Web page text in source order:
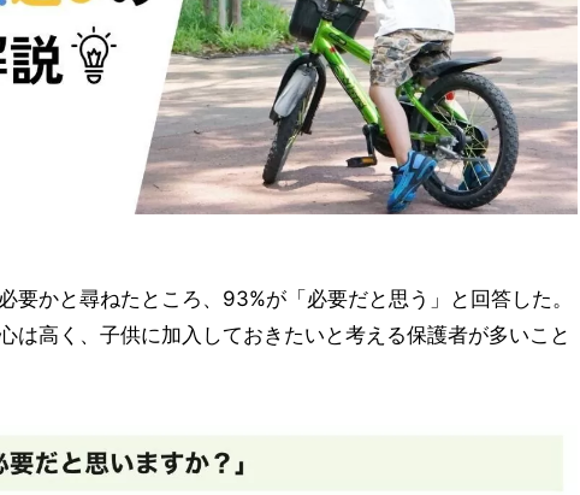
要かと尋ねたところ、93%が「必要だと思う」と回答した。
は高く、子供に加入しておきたいと考える保護者が多いこと